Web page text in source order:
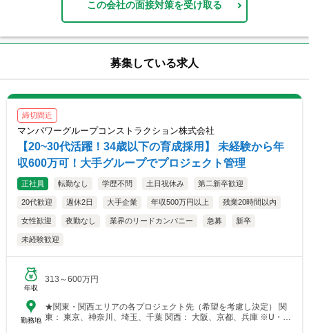
この会社の面接対策を受け取る
募集している求人
締切間近
マンパワーグループコンストラクション株式会社
【20~30代活躍！34歳以下の育成採用】 未経験から年
収600万可！大手グループでプロジェクト管理
正社員 転勤なし 学歴不問 土日祝休み 第二新卒歓迎
20代歓迎 週休2日 大手企業 年収500万円以上 残業20時間以内
女性歓迎 夜勤なし 業界のリードカンパニー 急募 新卒
未経験歓迎
年収
313～600万円
勤務地
★関東・関西エリアの各プロジェクト先（希望を考慮し決定） 関
東： 東京、神奈川、埼玉、千葉 関西： 大阪、京都、兵庫 ※U・I